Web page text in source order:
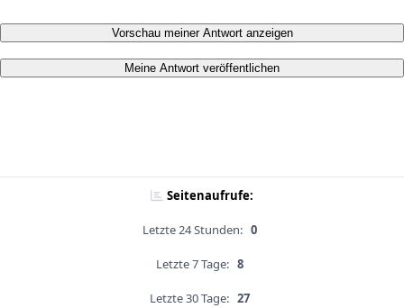
Vorschau meiner Antwort anzeigen
Meine Antwort veröffentlichen
Seitenaufrufe:
Letzte 24 Stunden: 0
Letzte 7 Tage: 8
Letzte 30 Tage: 27